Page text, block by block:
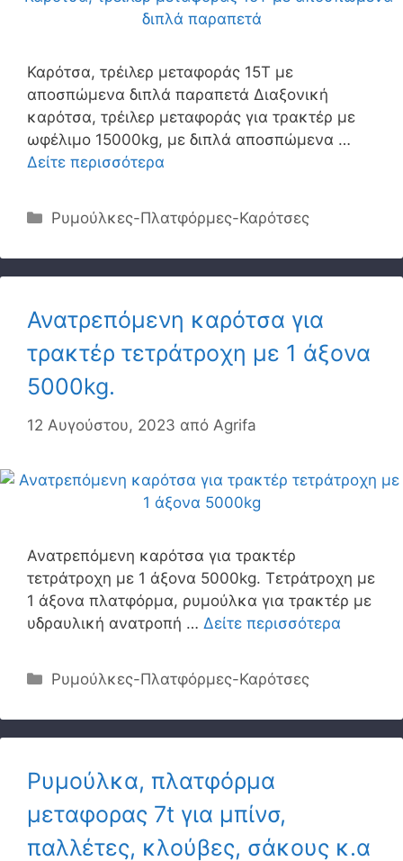
Καρότσα, τρέιλερ μεταφοράς 15Τ με
αποσπώμενα διπλά παραπετά Διαξονική
καρότσα, τρέιλερ μεταφοράς για τρακτέρ με
ωφέλιμο 15000kg, με διπλά αποσπώμενα …
Δείτε περισσότερα
Κατηγορίες
Ρυμούλκες-Πλατφόρμες-Καρότσες
Ανατρεπόμενη καρότσα για
τρακτέρ τετράτροχη με 1 άξονα
5000kg.
12 Αυγούστου, 2023 από Agrifa
Ανατρεπόμενη καρότσα για τρακτέρ
τετράτροχη με 1 άξονα 5000kg. Τετράτροχη με
1 άξονα πλατφόρμα, ρυμούλκα για τρακτέρ με
υδραυλική ανατροπή … Δείτε περισσότερα
Κατηγορίες
Ρυμούλκες-Πλατφόρμες-Καρότσες
Ρυμούλκα, πλατφόρμα
μεταφορας 7t για μπίνσ,
παλλέτες, κλούβες, σάκους κ.α